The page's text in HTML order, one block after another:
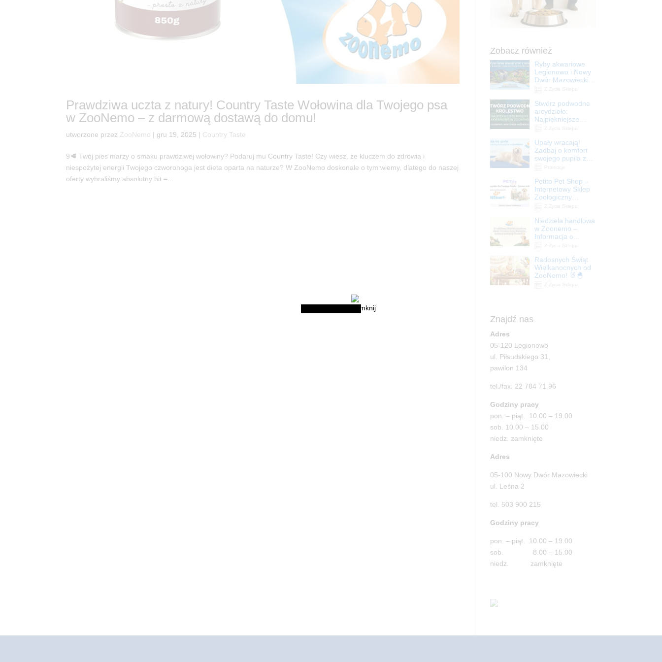
Prawdziwa uczta z natury! Country Taste Wołowina dla Twojego psa
w ZooNemo – z darmową dostawą do domu!
utworzone przez ZooNemo | gru 19, 2025 | Country Taste
9🥩 Twój pies marzy o smaku prawdziwej wołowiny? Podaruj mu Country Taste! Czy wiesz, że kluczem do zdrowia i
niespożytej energii Twojego czworonoga jest dieta oparta na naturze? W ZooNemo doskonale o tym wiemy, dlatego do naszej
oferty wybraliśmy absolutny hit –...
Zobacz również
Ryby akwariowe
Legionowo i Nowy
Dwór Mazowiecki –
Stwórz podwodne
arcydzieło:
Najpiękniejsze
Legionowo i Nowy
Dwór Mazowiecki
Upały wracają!
Zadbaj o komfort
swojego pupila z
ZooNemo
Petito Pet Shop –
Internetowy Sklep
Zoologiczny
| ZooNemo
Niedziela handlowa
w Zoonemo –
Informacja o
Radosnych Świąt
Wielkanocnych od
ZooNemo! 🐰🐣
Znajdź nas
Adres
05-120 Legionowo
ul. Piłsudskiego 31,
pawilon 134
tel./fax. 22 784 71 96
Godziny pracy
pon. – piąt. 10.00 – 19.00
sob. 10.00 – 15.00
niedz. zamknięte
Adres
05-100 Nowy Dwór Mazowiecki
ul. Leśna 2
tel. 503 900 215
Godziny pracy
pon. – piąt. 10.00 – 19.00
sob. 8.00 – 15.00
niedz. zamknięte